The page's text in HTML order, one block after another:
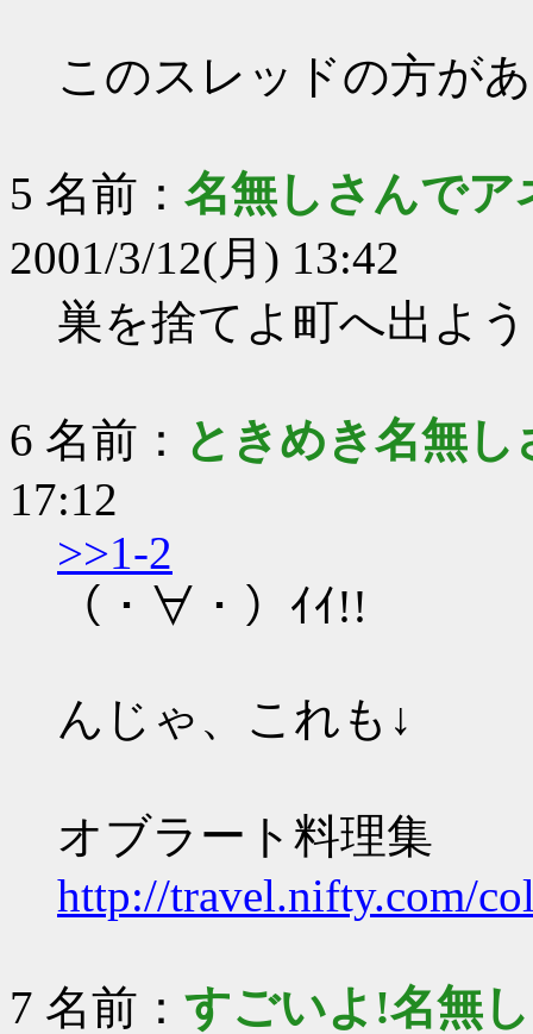
このスレッドの方が
5 名前： 名無しさんでア
2001/3/12(月) 13:42
巣を捨てよ町へ出よ
6 名前： ときめき名無し
17:12
>>1-2
（・∀・）ｲｲ!!
んじゃ、これも↓
オブラート料理集
http://travel.nifty.com/
7 名前： すごいよ!名無